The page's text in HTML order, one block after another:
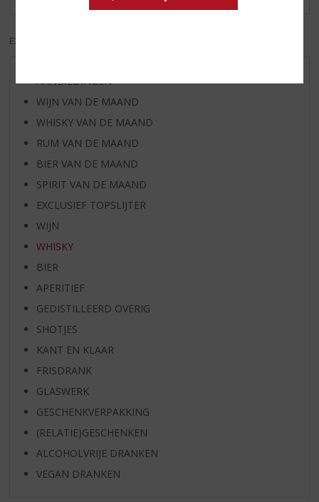
EXCL. BTW
AANBIEDINGEN
WIJN VAN DE MAAND
WHISKY VAN DE MAAND
RUM VAN DE MAAND
BIER VAN DE MAAND
SPIRIT VAN DE MAAND
EXCLUSIEF TOPSLIJTER
WIJN
WHISKY
BIER
APERITIEF
GEDISTILLEERD OVERIG
SHOTJES
KANT EN KLAAR
FRISDRANK
GLASWERK
GESCHENKVERPAKKING
(RELATIE)GESCHENKEN
ALCOHOLVRIJE DRANKEN
VEGAN DRANKEN